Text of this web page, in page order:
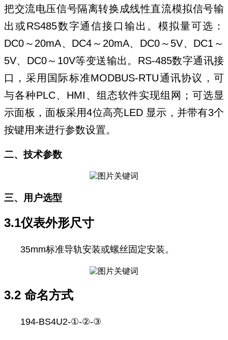
把交流电压信号隔离转换成线性直流模拟信号输
出或RS485数字通信接口输出。模拟量可选：
DC0 ～ 20mA、 DC4 ～ 20mA、 DC0～ 5V、 DC1 ～
5V、 DC0～ 10V等变送输出。 RS-485数字通讯接
口，采用国际标准MODBUS-RTU通讯协议，可
与各种PLC、 HMI 、组态软件实现组网；可选显
示面板，面板采用4位高亮LED 显示，并带有3个
按键用来进行参数设置。
二、技术参数
三、用户选型
3.1仪表外形尺寸
35mm标准导轨安装或螺丝固定安装。
3.2 命名方式
194-BS4U2-①-②-③